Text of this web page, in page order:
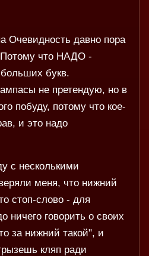
Очевидность давно пора
Потому что НАДО -
букв.
не претендую, но в
побуду, потому что кое-
и это надо
с несколькими
меня, что нижний
стоп-слово - для
ничего говорить о своих
за нижний такой", и
кляп ради